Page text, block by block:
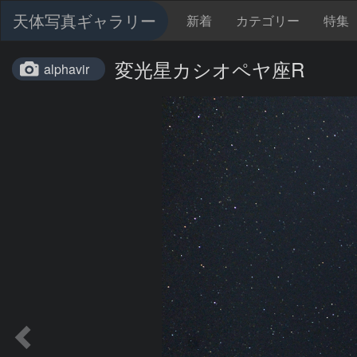
天体写真ギャラリー 新着 カテゴリー 特集
alphavir 変光星カシオペヤ座R